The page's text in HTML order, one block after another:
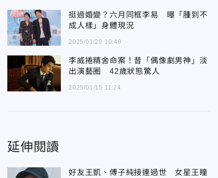
挺過婚變？六月同框李易 曝「腫到不
成人樣」身體現況
2025/01/20 10:49
李威捲精舍命案！昔「偶像劇男神」淡
出演藝圈 42歲狀態驚人
2025/01/15 11:24
延伸閱讀
好友王凱、傅子純接連過世 女星王瞳